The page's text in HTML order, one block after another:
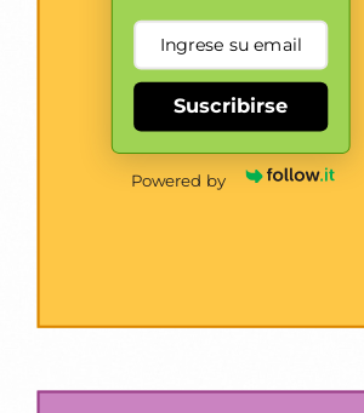
Suscribirse
Powered by